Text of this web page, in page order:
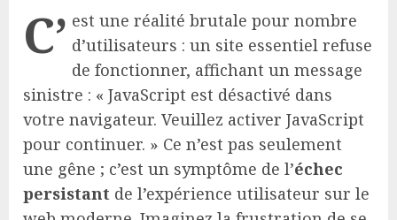
C’ est une réalité brutale pour nombre
d’utilisateurs : un site essentiel refuse
de fonctionner, affichant un message
sinistre : « JavaScript est désactivé dans
votre navigateur. Veuillez activer JavaScript
pour continuer. » Ce n’est pas seulement
une gêne ; c’est un symptôme de l’échec
persistant de l’expérience utilisateur sur le